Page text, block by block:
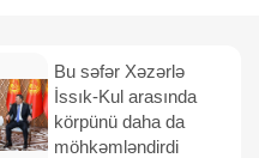
Bu səfər Xəzərlə
İssık-Kul arasında
körpünü daha da
möhkəmləndirdi